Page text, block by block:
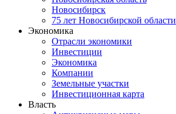
Новосибирск
75 лет Новосибирской области
Экономика
Отрасли экономики
Инвестиции
Экономика
Компании
Земельные участки
Инвестиционная карта
Власть